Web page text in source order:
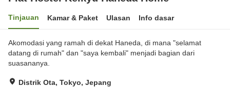
Tinjauan Kamar & Paket Ulasan Info dasar
Akomodasi yang ramah di dekat Haneda, di mana "selamat
datang di rumah" dan "saya kembali" menjadi bagian dari
suasananya.
Distrik Ota, Tokyo, Jepang